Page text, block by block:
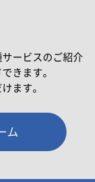
ービスのご紹介
きます。
ます。
ム